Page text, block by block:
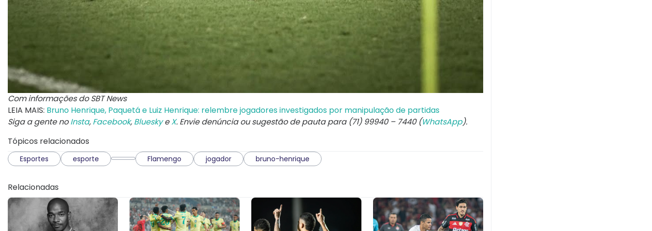
Com informações do SBT News
LEIA MAIS: Bruno Henrique, Paquetá e Luiz Henrique: relembre jogadores investigados por manipulação de partidas
Siga a gente noInsta, Facebook, BlueskyeX. Envie denúncia ou sugestão de pauta para (71) 99940 – 7440 (WhatsApp).
Tópicos relacionados
Esportes esporte Flamengo jogador bruno-henrique
Relacionadas